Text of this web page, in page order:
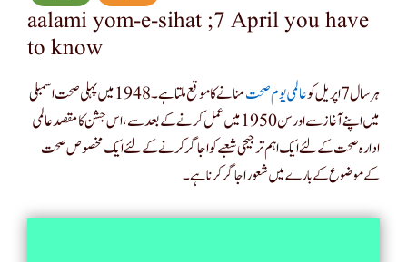
aalami yom-e-sihat ;7 April you have
to know
ہر سال 7 اپریل کو عالمی یوم صحت
منانے کا موقع ملتا ہے۔ 1948 میں پہلی صحت اسمبلی
میں اپنے آغاز سے اور سن 1950 میں عمل کرنے کے بعد سے ، اس جشن کا مقصد عالمی
ادارہ صحت کے لئے ایک اہم ترجیحی شعبے کو اجاگر کرنے کے لئے ایک مخصوص صحت
کے موضوع کے بارے میں شعور اجاگر کرنا ہے۔